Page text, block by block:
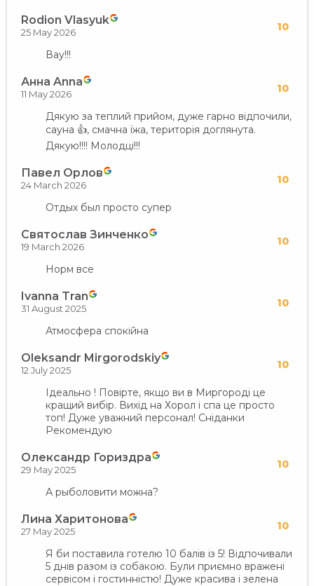
Rodion Vlasyuk 10
25 May 2026
Вау!!!
Анна Anna 10
11 May 2026
Дякую за теплий прийом, дуже гарно відпочили,
сауна 👍, смачна їжа, територія доглянута.
Дякую!!!! Молодці!!!
Павел Орлов 10
24 March 2026
Отдых был просто супер
Святослав Зинченко 10
19 March 2026
Норм все
Ivanna Tran 10
31 August 2025
Атмосфера спокійна
Oleksandr Mirgorodskiy 10
12 July 2025
Ідеально ! Повірте, якщо ви в Миргороді це
кращий вибір. Вихід на Хорол і спа це просто
топ! Дуже уважний персонал! Сніданки
Рекомендую
Олександр Гориздра 10
29 May 2025
А рыболовити можна?
Лина Харитонова 10
27 May 2025
Я би поставила готелю 10 балів із 5! Відпочивали
5 днів разом із собакою. Були приємно вражені
сервісом і гостинністю! Дуже красива і зелена